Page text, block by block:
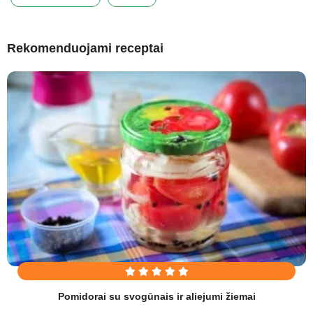
Rekomenduojami receptai
Pomidorai su svogūnais ir aliejumi žiemai